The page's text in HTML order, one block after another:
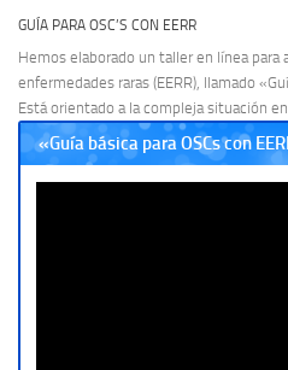
GUÍA PARA OSC’S CON EERR
Hemos elaborado un taller en línea para
enfermedades raras (EERR), llamado
Está orientado a la compleja situación
«Guía básica para OSCs con